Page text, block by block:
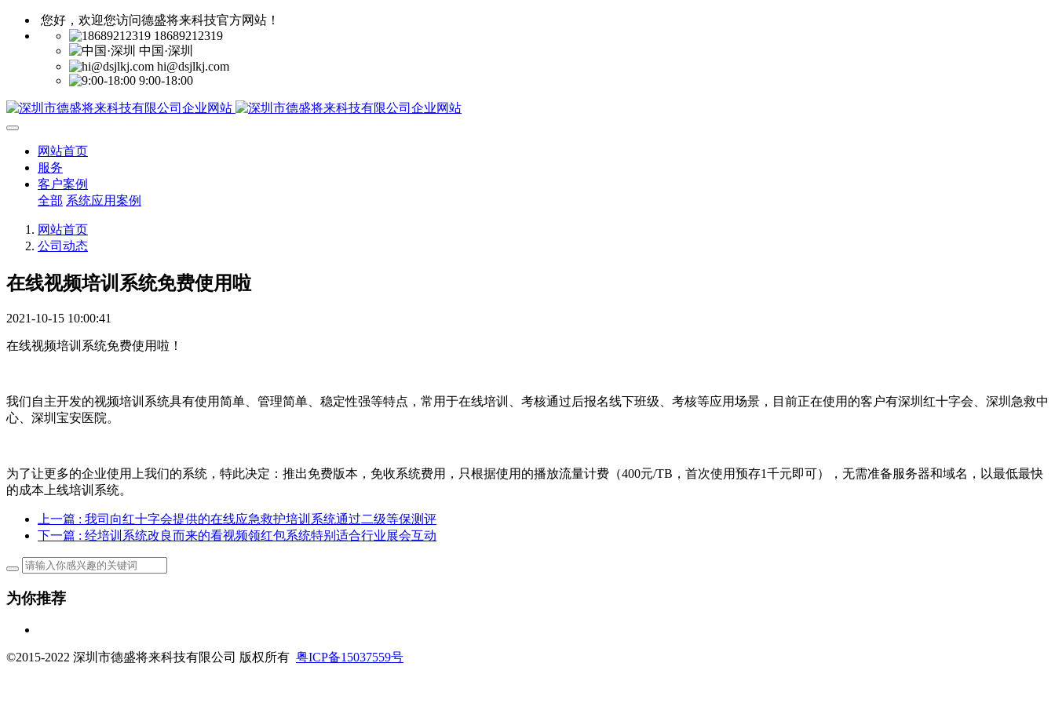
您好，欢迎您访问德盛将来科技官方网站！
18689212319
中国·深圳
hi@dsjlkj.com
9:00-18:00
网站首页
服务
客户案例
全部 系统应用案例
网站首页
公司动态
在线视频培训系统免费使用啦
2021-10-15 10:00:41
在线视频培训系统免费使用啦！
我们自主开发的视频培训系统具有使用简单、管理简单、稳定性强等特点，常用于在线培训、考核通过后报名线下班级、考核等应用场景，目前正在使用的客户有深圳红十字会、深圳急救中
心、深圳宝安医院。
为了让更多的企业使用上我们的系统，特此决定：推出免费版本，免收系统费用，只根据使用的播放流量计费（400元/TB，首次使用预存1千元即可），无需准备服务器和域名，以最低最快
的成本上线培训系统。
上一篇 : 我司向红十字会提供的在线应急救护培训系统通过二级等保测评
下一篇 : 经培训系统改良而来的看视频领红包系统特别适合行业展会互动
为你推荐
©2015-2022 深圳市德盛将来科技有限公司 版权所有 粤ICP备15037559号